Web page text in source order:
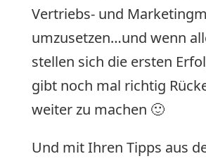
Vertriebs- und
umzusetzen…und wenn
stellen sich die ersten
gibt noch mal richtig
weiter zu machen 🙂
Und mit Ihren Tipps aus